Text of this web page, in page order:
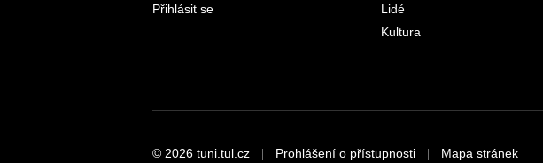
Přihlásit se
Lidé
Kultura
© 2026 tuni.tul.cz Prohlášení o přístupnosti Mapa stránek